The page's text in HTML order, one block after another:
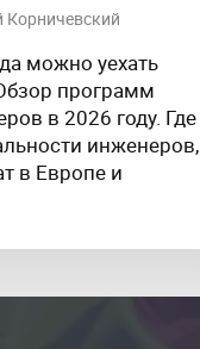
можно уехать
программ
в 2026 году. Где
инженеров,
в Европе и